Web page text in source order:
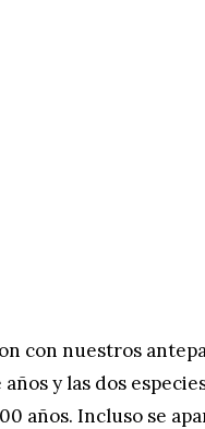
con nuestros
y las dos
años. Incluso se